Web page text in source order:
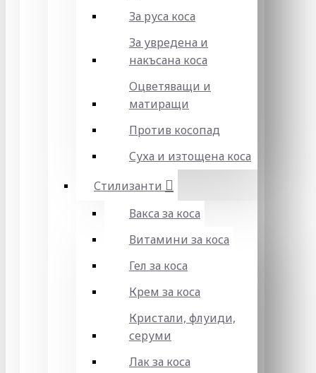
За руса коса
За увредена и
накъсана коса
Оцветяващи и
матиращи
Против косопад
Суха и изтощена коса
Стилизанти
Вакса за коса
Витамини за коса
Гел за коса
Крем за коса
Кристали, флуиди,
серуми
Лак за коса